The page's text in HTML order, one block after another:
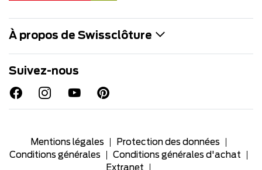
À propos de Swissclôture
Suivez-nous
Mentions légales
Protection des données
Conditions générales
Conditions générales d'achat
Extranet